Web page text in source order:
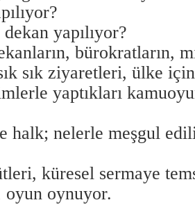
yapılıyor?
bürokratların,
sık ziyaretleri, ülke
yaptıkları
halk; nelerle meşgul
küresel sermaye
oyun oynuyor.